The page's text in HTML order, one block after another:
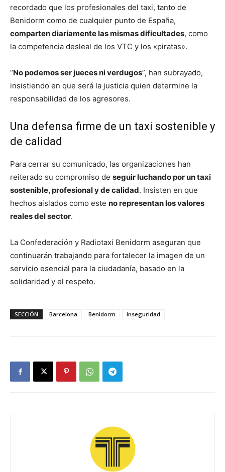
recordado que los profesionales del taxi, tanto de
Benidorm como de cualquier punto de España,
comparten diariamente las mismas dificultades, como
la competencia desleal de los VTC y los «piratas».
“No podemos ser jueces ni verdugos”, han subrayado,
insistiendo en que será la justicia quien determine la
responsabilidad de los agresores.
Una defensa firme de un taxi sostenible y
de calidad
Para cerrar su comunicado, las organizaciones han
reiterado su compromiso de seguir luchando por un taxi
sostenible, profesional y de calidad. Insisten en que
hechos aislados como este no representan los valores
reales del sector.
La Confederación y Radiotaxi Benidorm aseguran que
continuarán trabajando para fortalecer la imagen de un
servicio esencial para la ciudadanía, basado en la
solidaridad y el respeto.
SECCIÓN Barcelona Benidorm Inseguridad